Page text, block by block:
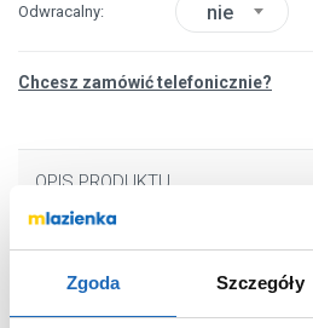
Zgoda Szczegóły
Odwracalny nie
Chcesz zamówić telefonicznie?
OPIS PRODUKTU
Marka
Seria